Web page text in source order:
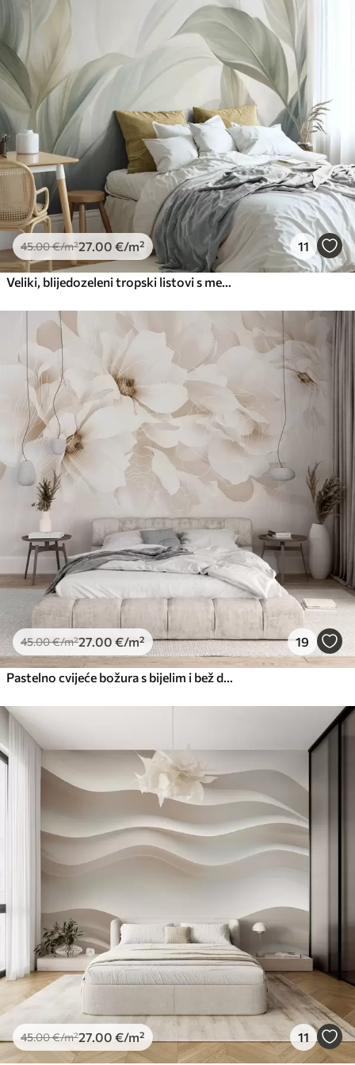
Premium
56 .67 €/m²
Premium vinil
66 40 .00 /m²
Peel and Stick
81.6749.00€/m²
45.00€/m²27 .00 €/m² 11
45.00€/m²27 .00 €/m² 19
45.00€/m²27 .00 €/m² 11